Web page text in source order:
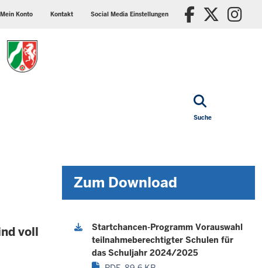
Mein Konto Kontakt
media
Social Media Einstellungen X/
Suche
voll
Zum Download
Startchancen-Programm Vorauswahl
teilnahmeberechtigter Schulen für
das Schuljahr 2024/2025